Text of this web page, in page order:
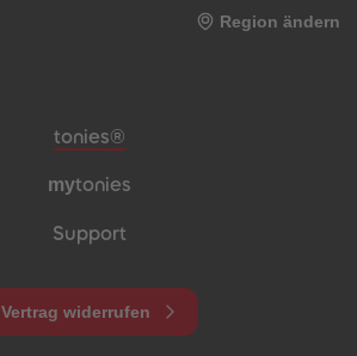
Region ändern
Meta-Navigation Footer
tonies®
mytonies
Support
Vertrag widerrufen